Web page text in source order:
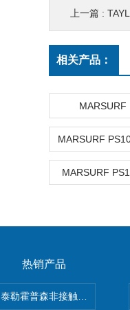
上一篇 :
相关产品：
MARSURF
MARSURF
热销产品
泰勒霍普森非接触式轮廓仪